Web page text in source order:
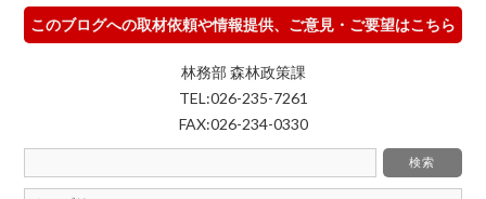
このブログへの取材依頼や情報提供、ご意見・ご要望はこちら
林務部 森林政策課
TEL:026-235-7261
FAX:026-234-0330